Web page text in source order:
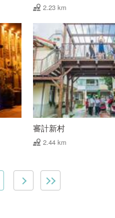
2.23 km
審計新村
2.44 km